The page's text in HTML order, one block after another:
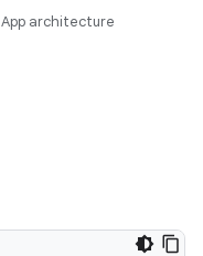
App architecture